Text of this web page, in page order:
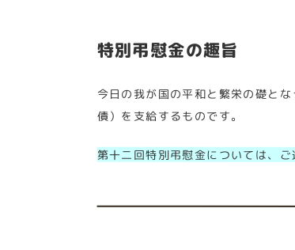
特別弔慰金の趣旨
今日の我が国の平和と繁栄の礎と
債）を支給するものです。
第十二回特別弔慰金については、